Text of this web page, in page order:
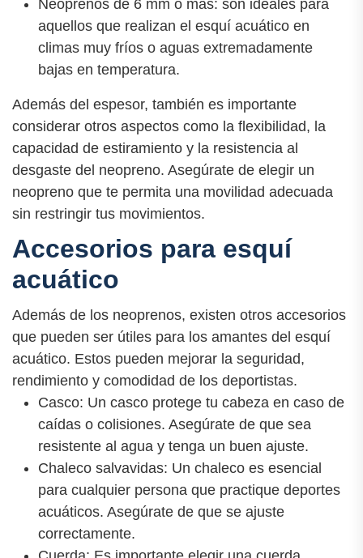
Neoprenos de 6 mm o más: son ideales para
aquellos que realizan el esquí acuático en
climas muy fríos o aguas extremadamente
bajas en temperatura.
Además del espesor, también es importante
considerar otros aspectos como la flexibilidad, la
capacidad de estiramiento y la resistencia al
desgaste del neopreno. Asegúrate de elegir un
neopreno que te permita una movilidad adecuada
sin restringir tus movimientos.
Accesorios para esquí
acuático
Además de los neoprenos, existen otros accesorios
que pueden ser útiles para los amantes del esquí
acuático. Estos pueden mejorar la seguridad,
rendimiento y comodidad de los deportistas.
Casco: Un casco protege tu cabeza en caso de
caídas o colisiones. Asegúrate de que sea
resistente al agua y tenga un buen ajuste.
Chaleco salvavidas: Un chaleco es esencial
para cualquier persona que practique deportes
acuáticos. Asegúrate de que se ajuste
correctamente.